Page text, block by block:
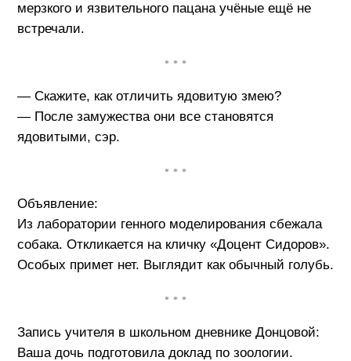
мерзкого и язвительного пацана учёные ещё не
встречали.
• • •
— Скажите, как отличить ядовитую змею?
— После замужества они все становятся
ядовитыми, сэр.
• • •
Объявление:
Из лаборатории генного моделирования сбежала
собака. Откликается на кличку «Доцент Сидоров».
Особых примет нет. Выглядит как обычный голубь.
• • •
Запись учителя в школьном дневнике Донцовой:
Ваша дочь подготовила доклад по зоологии.